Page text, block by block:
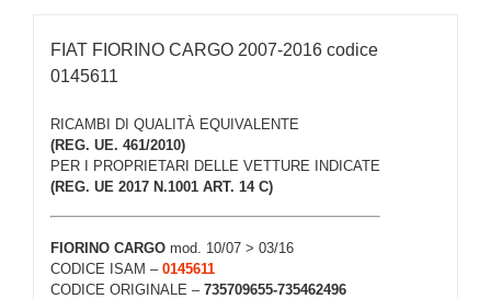
FIAT FIORINO CARGO 2007-2016 codice
0145611
RICAMBI DI QUALITÀ EQUIVALENTE
(REG. UE. 461/2010)
PER I PROPRIETARI DELLE VETTURE INDICATE
(REG. UE 2017 N.1001 ART. 14 C)
FIORINO CARGO mod. 10/07 > 03/16
CODICE ISAM – 0145611
CODICE ORIGINALE – 735709655-735462496